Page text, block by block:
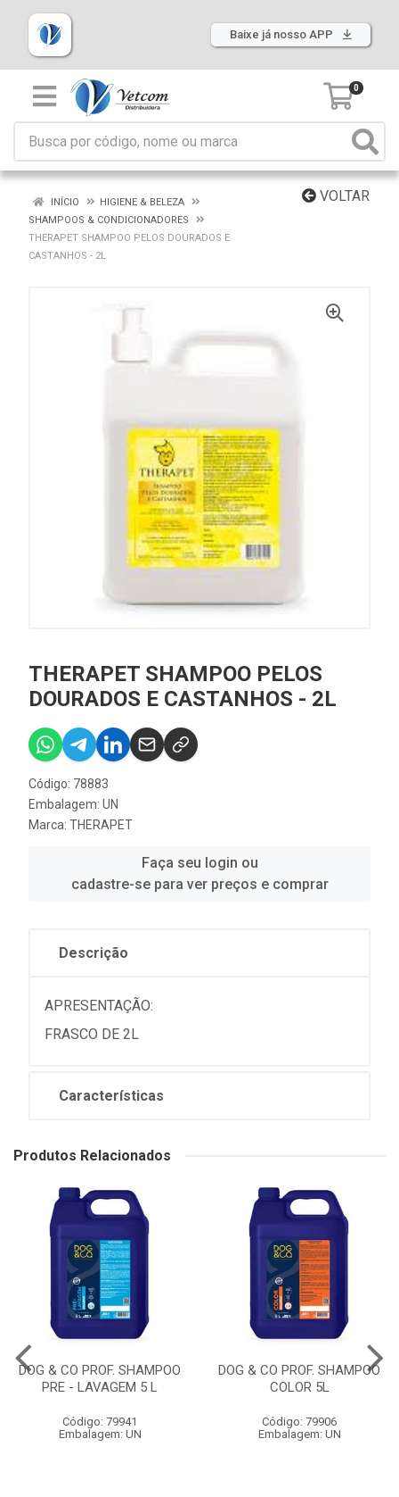
Baixe já nosso APP
0
VOLTAR
INÍCIO
HIGIENE & BELEZA
SHAMPOOS & CONDICIONADORES
THERAPET SHAMPOO PELOS DOURADOS E
CASTANHOS - 2L
THERAPET SHAMPOO PELOS
DOURADOS E CASTANHOS - 2L
Código: 78883
Embalagem: UN
Marca: THERAPET
Faça seu login ou
cadastre-se para ver preços e comprar
Descrição
APRESENTAÇÃO:
FRASCO DE 2L
Características
Produtos Relacionados
DOG & CO PROF. SHAMPOO
PRE - LAVAGEM 5 L
Código: 79941
Embalagem: UN
DOG & CO PROF. SHAMPOO
COLOR 5L
Código: 79906
Embalagem: UN